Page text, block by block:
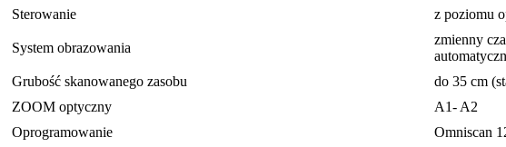
Sterowanie
z poziomu
System obrazowania
zmienny
Grubość skanowanego zasobu
do 35 cm
ZOOM optyczny
A1- A2
Oprogramowanie
Omniscan